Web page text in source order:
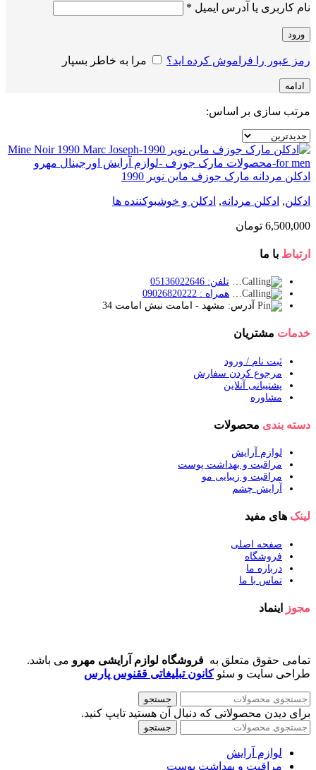
نام کاربری یا آدرس ایمیل *
ورود
رمز عبور را فراموش کرده اید؟ مرا به خاطر بسپار
ادامه
مرتب سازی بر اساس:
ادکلن مردانه مارک جوزف ماین نویر 1990
ادکلن, ادکلن مردانه, ادکلن و خوشبوکننده ها
6,500,000 تومان
ارتباط با ما
تلفن: 05136022646
همراه : 09026820222
آدرس: مشهد - امامت نبش امامت 34
خدمات مشتریان
ثبت نام / ورود
مرجوع کردن سفارش
پشتیبانی آنلاین
مشاوره
دسته بندی محصولات
لوازم آرایش
مراقبت و بهداشت پوست
مراقبت و زیبایی مو
آرایش چشم
لینک های مفید
صفحه اصلی
فروشگاه
درباره ما
تماس با ما
مجوز اینماد
تمامی حقوق متعلق به فروشگاه لوازم آرایشی مهرو می باشد.
طراحی سایت و سئوکانون تبلیغاتی ققنوس پارس
جستجو
برای دیدن محصولاتی که دنبال آن هستید تایپ کنید.
جستجو
لوازم آرایش
مراقبت و بهداشت پوست